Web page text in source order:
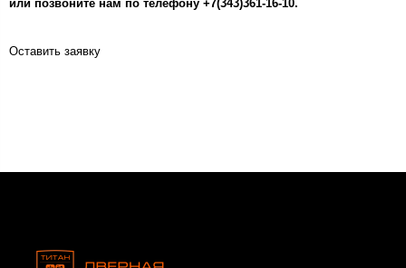
или позвоните нам по телефону +7(343)361-16-10.
Оставить заявку